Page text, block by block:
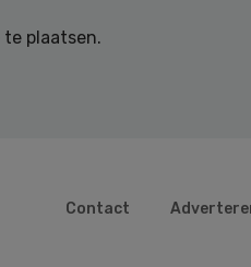
te plaatsen.
Contact